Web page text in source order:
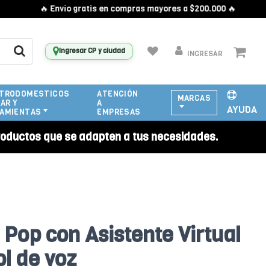
🔥 Envío gratis en compras mayores a $200.000 🔥
Ingresar CP y ciudad INGRESAR
Y
ATENCIÓN
A
EMPRESAS
MARCAS
AYUDA
que se adapten a tus necesidades.
con Asistente Virtual
de voz